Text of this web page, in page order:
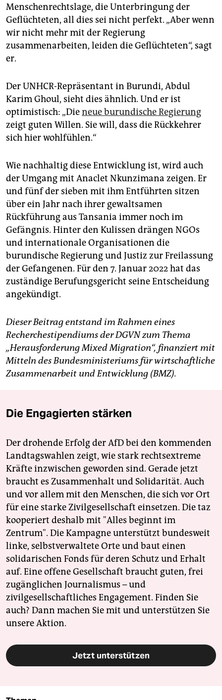
Menschenrechtslage, die Unterbringung der
Geflüchteten, all dies sei nicht perfekt. „Aber wenn
wir nicht mehr mit der Regierung
zusammenarbeiten, leiden die Geflüchteten“, sagt
er.
Der UNHCR-Repräsentant in Burundi, Abdul
Karim Ghoul, sieht dies ähnlich. Und er ist
optimistisch: „Dieneue burundische Regierung
zeigt guten Willen. Sie will, dass die Rückkehrer
sich hier wohlfühlen.“
Wie nachhaltig diese Entwicklung ist, wird auch
der Umgang mit Ana­clet Nkunzimana zeigen. Er
und fünf der sieben mit ihm Entführten sitzen
über ein Jahr nach ihrer gewaltsamen
Rückführung aus Tansania immer noch im
Gefängnis. Hinter den Kulissen drängen NGOs
und internationale Organisationen die
burundische Regierung und Justiz zur Freilassung
der Gefangenen. Für den 7. Januar 2022 hat das
zuständige Berufungsgericht seine Entscheidung
angekündigt.
Dieser Beitrag entstand im Rahmen eines
Recherchestipendiums der DGVN zum Thema
„Herausforderung Mixed Migration“, finanziert mit
Mitteln des Bundesministeriums für wirtschaftliche
Zusammenarbeit und Entwicklung (BMZ).
Die Engagierten stärken
Der drohende Erfolg der AfD bei den kommenden
Landtagswahlen zeigt, wie stark rechtsextreme
Kräfte inzwischen geworden sind. Gerade jetzt
braucht es Zusammenhalt und Solidarität. Auch
und vor allem mit den Menschen, die sich vor Ort
für eine starke Zivilgesellschaft einsetzen. Die taz
kooperiert deshalb mit "Alles beginnt im
Zentrum". Die Kampagne unterstützt bundesweit
linke, selbstverwaltete Orte und baut einen
solidarischen Fonds für deren Schutz und Erhalt
auf. Eine offene Gesellschaft braucht guten, frei
zugänglichen Journalismus – und
zivilgesellschaftliches Engagement. Finden Sie
auch? Dann machen Sie mit und unterstützen Sie
unsere Aktion.
Jetzt unterstützen